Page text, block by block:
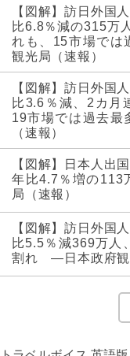
【図解】訪日外国
比6.8％減の315万
れも、15市場で
観光局（速報）
【図解】訪日外国
比3.6％減、2カ月
19市場では過去
（速報）
【図解】日本人出
年比4.7％増の
局（速報）
【図解】訪日外国
比5.5％減369万人
割れ ―日本政府観